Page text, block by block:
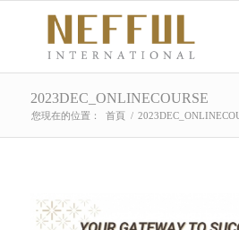
2023DEC_ONLINECOURSE
您現在的位置： 首頁 /